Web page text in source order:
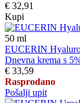
€ 32,91
Kupi
50 ml
EUCERIN
Dnevna krema s
€ 33,59
Rasprodano
Pošalji upit